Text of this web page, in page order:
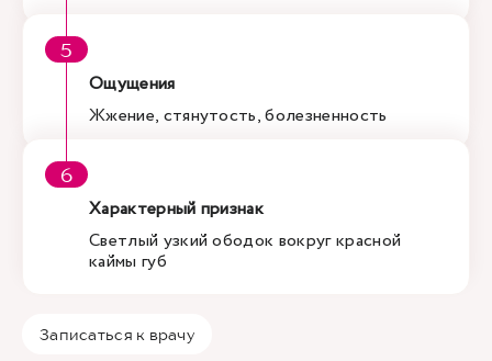
Ощущения
Жжение, стянутость, болезненность
Характерный признак
Светлый узкий ободок вокруг красной
каймы губ
Записаться к врачу